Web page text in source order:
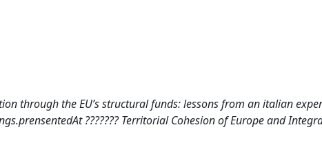
through the EU’s structural funds: lessons from an italian
??????? Territorial Cohesion of Europe and